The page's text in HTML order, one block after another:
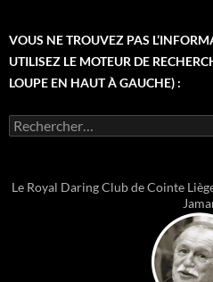
VOUS NE TROUVEZ PAS
UTILISEZ LE MOTEUR DE
LOUPE EN HAUT À GAUCHE) :
Rechercher :
Le Royal Daring Club de Cointe